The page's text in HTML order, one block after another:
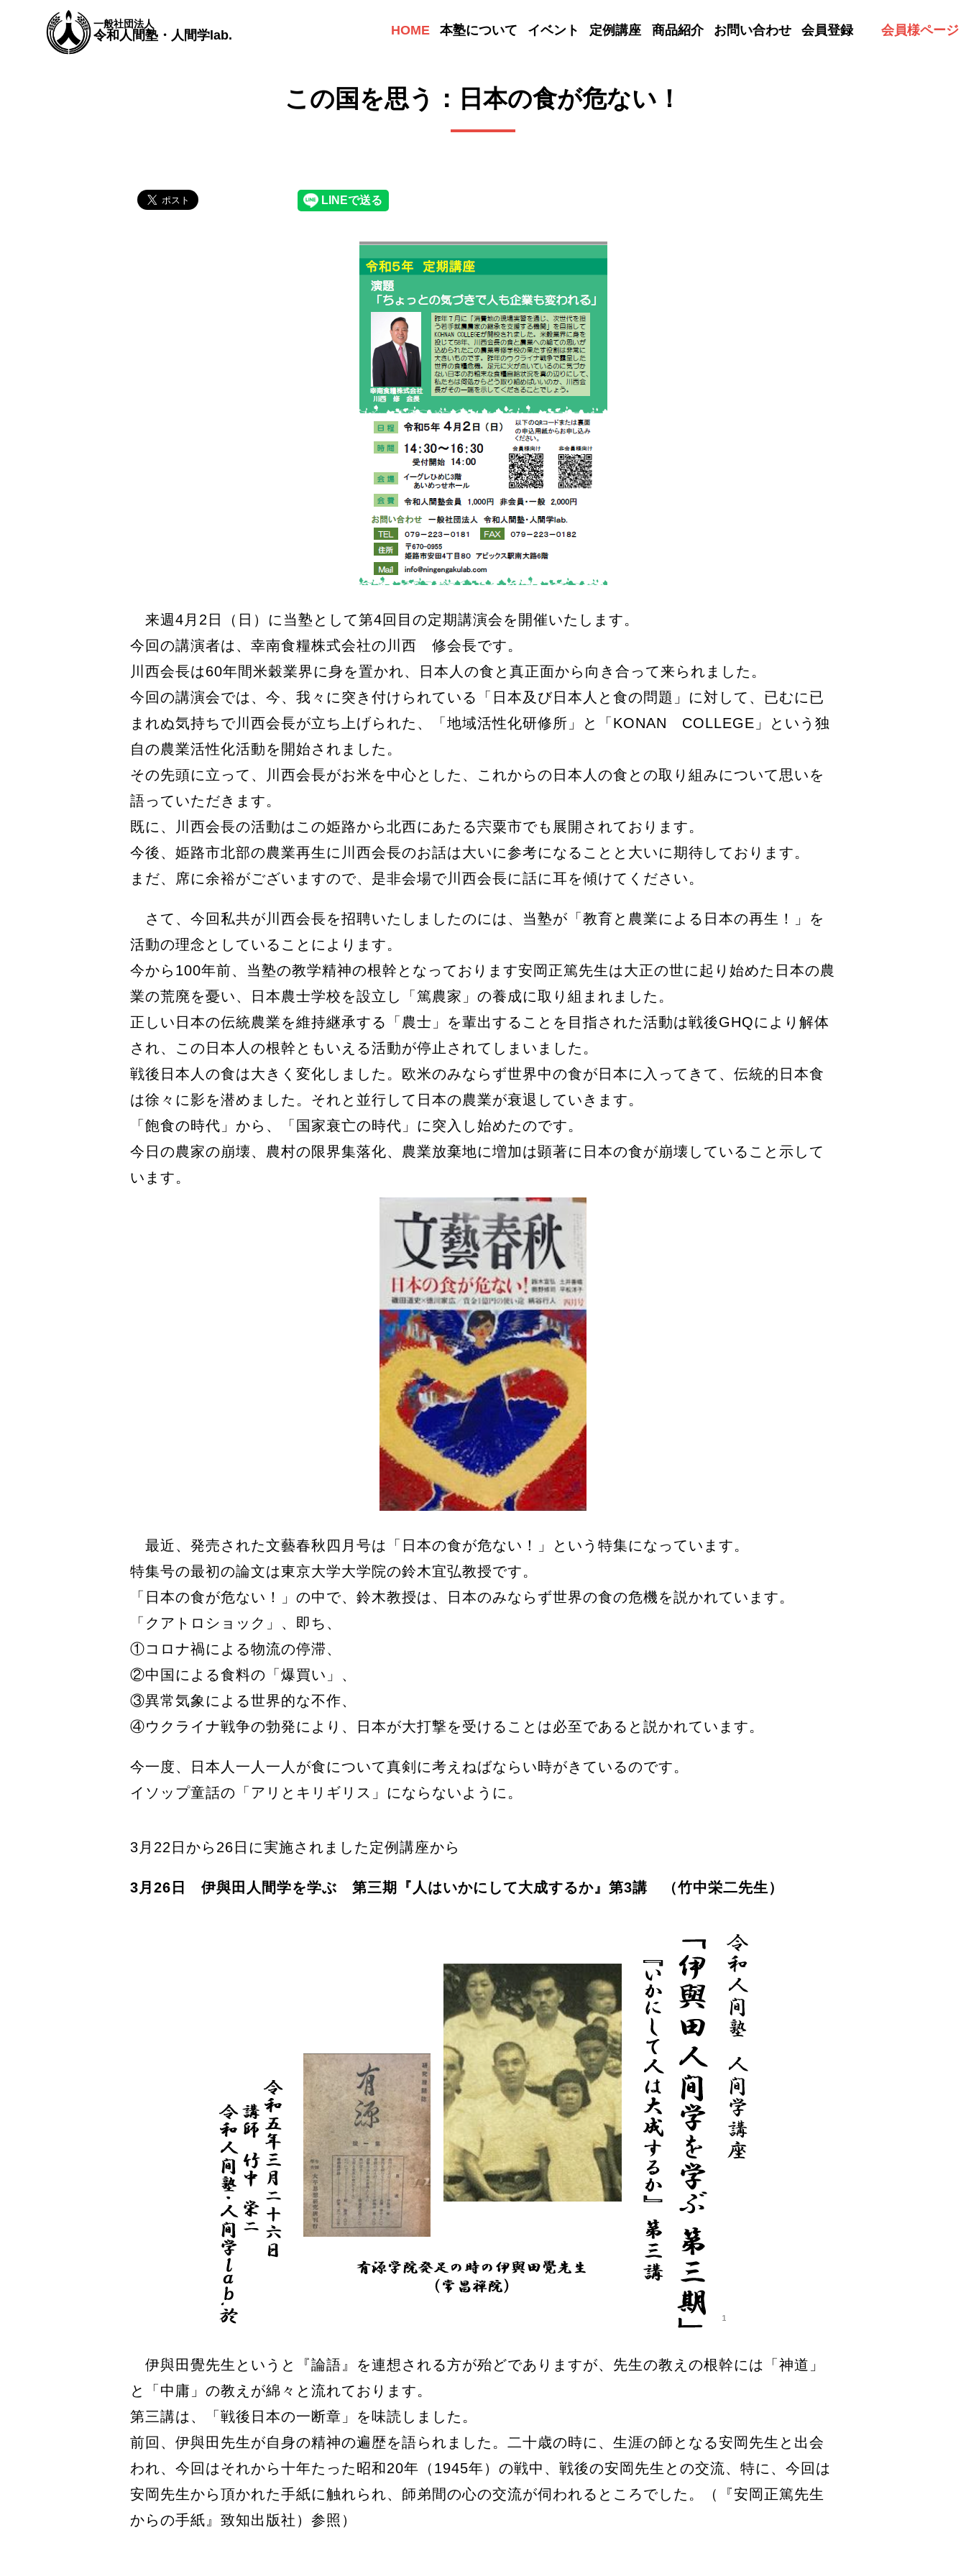
一般社団法人
令和人間塾・人間学lab. HOME 本塾について イベント 定例講座 商品紹介 お問い合わせ 会員登録 会員様ページ
この国を思う：日本の食が危ない！
来週4月2日（日）に当塾として第4回目の定期講演会を開催いたします。
今回の講演者は、幸南食糧株式会社の川西 修会長です。
川西会長は60年間米穀業界に身を置かれ、日本人の食と真正面から向き合って来られました。
今回の講演会では、今、我々に突き付けられている「日本及び日本人と食の問題」に対して、已むに已
まれぬ気持ちで川西会長が立ち上げられた、「地域活性化研修所」と「KONAN COLLEGE」という独
自の農業活性化活動を開始されました。
その先頭に立って、川西会長がお米を中心とした、これからの日本人の食との取り組みについて思いを
語っていただきます。
既に、川西会長の活動はこの姫路から北西にあたる宍粟市でも展開されております。
今後、姫路市北部の農業再生に川西会長のお話は大いに参考になることと大いに期待しております。
まだ、席に余裕がございますので、是非会場で川西会長に話に耳を傾けてください。
さて、今回私共が川西会長を招聘いたしましたのには、当塾が「教育と農業による日本の再生！」を
活動の理念としていることによります。
今から100年前、当塾の教学精神の根幹となっております安岡正篤先生は大正の世に起り始めた日本の農
業の荒廃を憂い、日本農士学校を設立し「篤農家」の養成に取り組まれました。
正しい日本の伝統農業を維持継承する「農士」を輩出することを目指された活動は戦後GHQにより解体
され、この日本人の根幹ともいえる活動が停止されてしまいました。
戦後日本人の食は大きく変化しました。欧米のみならず世界中の食が日本に入ってきて、伝統的日本食
は徐々に影を潜めました。それと並行して日本の農業が衰退していきます。
「飽食の時代」から、「国家衰亡の時代」に突入し始めたのです。
今日の農家の崩壊、農村の限界集落化、農業放棄地に増加は顕著に日本の食が崩壊していること示して
います。
最近、発売された文藝春秋四月号は「日本の食が危ない！」という特集になっています。
特集号の最初の論文は東京大学大学院の鈴木宜弘教授です。
「日本の食が危ない！」の中で、鈴木教授は、日本のみならず世界の食の危機を説かれています。
「クアトロショック」、即ち、
①コロナ禍による物流の停滞、
②中国による食料の「爆買い」、
③異常気象による世界的な不作、
④ウクライナ戦争の勃発により、日本が大打撃を受けることは必至であると説かれています。
今一度、日本人一人一人が食について真剣に考えねばならい時がきているのです。
イソップ童話の「アリとキリギリス」にならないように。
3月22日から26日に実施されました定例講座から
3月26日 伊與田人間学を学ぶ 第三期『人はいかにして大成するか』第3講 （竹中栄二先生）
伊與田覺先生というと『論語』を連想される方が殆どでありますが、先生の教えの根幹には「神道」
と「中庸」の教えが綿々と流れております。
第三講は、「戦後日本の一断章」を味読しました。
前回、伊與田先生が自身の精神の遍歴を語られました。二十歳の時に、生涯の師となる安岡先生と出会
われ、今回はそれから十年たった昭和20年（1945年）の戦中、戦後の安岡先生との交流、特に、今回は
安岡先生から頂かれた手紙に触れられ、師弟間の心の交流が伺われるところでした。（『安岡正篤先生
からの手紙』致知出版社）参照）